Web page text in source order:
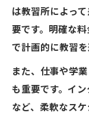
は教習所によっ
要です。明確な
で計画的に教習を
また、仕事や学
も重要です。イ
など、柔軟なス